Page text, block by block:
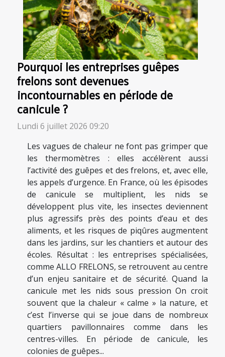
Pourquoi les entreprises guêpes
frelons sont devenues
incontournables en période de
canicule ?
Lundi 6 juillet 2026 09:20
Les vagues de chaleur ne font pas grimper que
les thermomètres : elles accélèrent aussi
l’activité des guêpes et des frelons, et, avec elle,
les appels d’urgence. En France, où les épisodes
de canicule se multiplient, les nids se
développent plus vite, les insectes deviennent
plus agressifs près des points d’eau et des
aliments, et les risques de piqûres augmentent
dans les jardins, sur les chantiers et autour des
écoles. Résultat : les entreprises spécialisées,
comme ALLO FRELONS, se retrouvent au centre
d’un enjeu sanitaire et de sécurité. Quand la
canicule met les nids sous pression On croit
souvent que la chaleur « calme » la nature, et
c’est l’inverse qui se joue dans de nombreux
quartiers pavillonnaires comme dans les
centres-villes. En période de canicule, les
colonies de guêpes...